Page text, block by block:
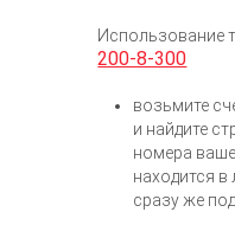
Использование
200-8-300
возьмите
и найдите
номера
находится
сразу же